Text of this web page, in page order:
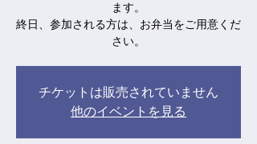
ます。
終日、参加される方は、お弁当をご用意くだ
さい。
チケットは販売されていません
他のイベントを見る